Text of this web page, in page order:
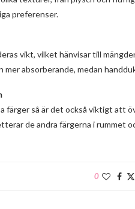
preferenser.
vikt, vilket hänvisar till
absorberande, medan
färger så är det också viktigt att
de andra färgerna i rummet
0